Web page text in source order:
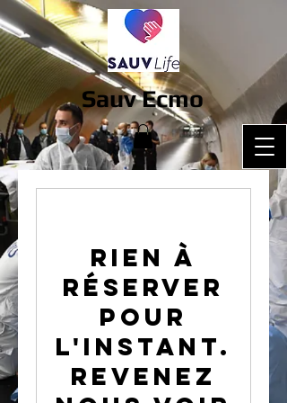
Sauv Ecmo
Rien à
réserver
pour
l'instant.
Revenez